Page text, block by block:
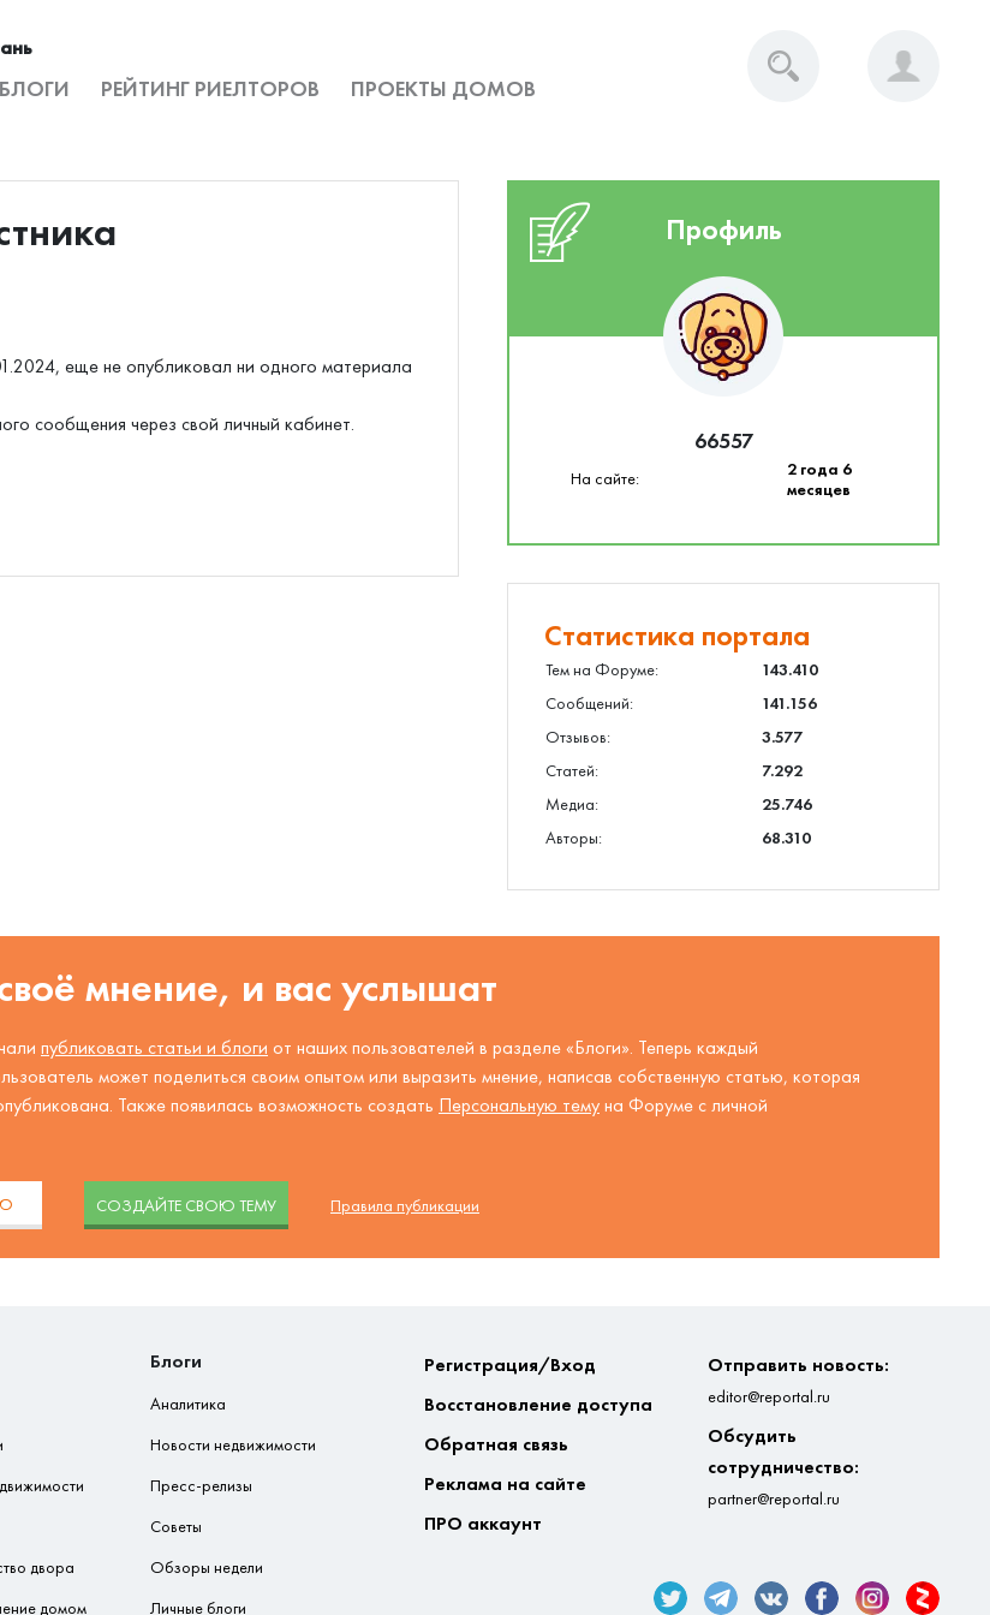
БЛОГИ РЕЙТИНГ РИЕЛТОРОВ ПРОЕКТЫ ДОМОВ
еще не опубликовал ни одного материала
сообщения через свой личный кабинет.
Профиль
66557
На сайте:
2 года 6
месяцев
Статистика портала
Тем на Форуме:
143.410
Сообщений:
141.156
Отзывов:
3.577
Статей:
7.292
Медиа:
25.746
Авторы:
68.310
мнение, и вас услышат
публиковать статьи и блоги от наших пользователей в разделе «Блоги». Теперь каждый
может поделиться своим опытом или выразить мнение, написав собственную статью, которая
Также появилась возможность создать Персональную тему на Форуме с личной
CОЗДАЙТЕ СВОЮ ТЕМУ Правила публикации
двора
домом
Блоги
Аналитика
Новости недвижимости
Пресс-релизы
Советы
Обзоры недели
Личные блоги
Регистрация/Вход
Восстановление доступа
Обратная связь
Реклама на сайте
ПРО аккаунт
Отправить новость:
editor@reportal.ru
Обсудить
сотрудничество:
partner@reportal.ru